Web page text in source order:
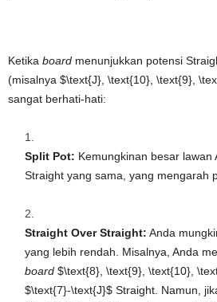
Ketika board menunjukkan potensi
(misalnya $\text{J}, \text{10}, \text{9},
sangat berhati-hati:
Split Pot: Kemungkinan besar lawan
Straight yang sama, yang mengarah
Straight Over Straight: Anda
yang lebih rendah. Misalnya, Anda
board $\text{8}, \text{9}, \text{10},
$\text{7}-\text{J}$ Straight. Namun,